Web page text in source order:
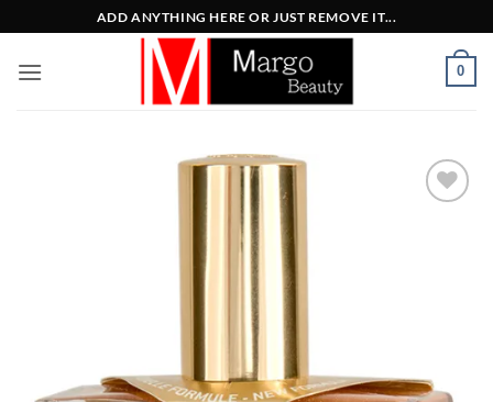
στο
περιεχόμενο
ADD ANYTHING HERE OR JUST REMOVE IT...
0